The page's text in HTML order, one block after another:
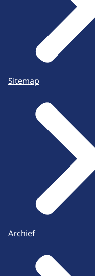
Sitemap
Archief